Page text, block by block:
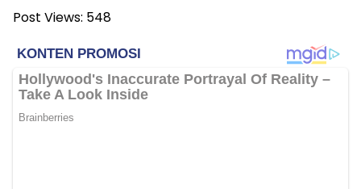
Post Views: 548